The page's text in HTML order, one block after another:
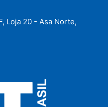
Loja 20 - Asa Norte,